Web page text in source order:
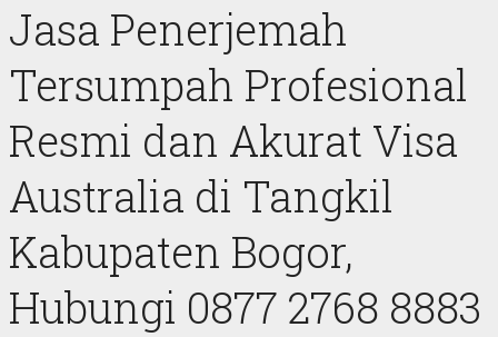
Jasa Penerjemah
Tersumpah Profesional
Resmi dan Akurat Visa
Australia di Tangkil
Kabupaten Bogor,
Hubungi 0877 2768 8883